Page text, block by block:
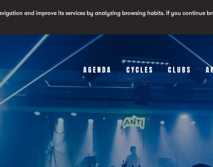
and improve its services by analyzing browsing habits. If you continue
AGENDA CYCLES CLUBS